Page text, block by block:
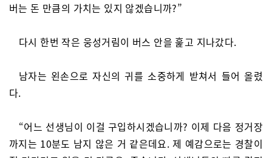
버는 돈 만큼의 가치는 있지 않겠습니까?”
다시 한번 작은 웅성거림이 버스 안을 훑고 지나갔다.
남자는 왼손으로 자신의 귀를 소중하게 받쳐서 들어 올렸
다.
“어느 선생님이 이걸 구입하시겠습니까? 이제 다음 정거장
까지는 10분도 남지 않은 거 같은데요. 제 예감으로는 경찰이